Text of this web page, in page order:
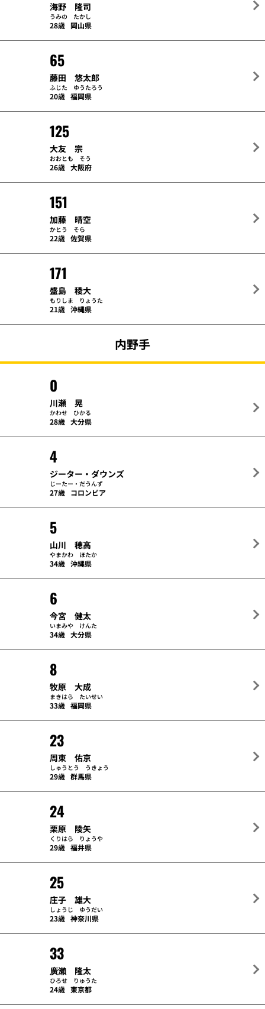
海野 隆司
うみの たかし
28歳 岡山県
65
藤田 悠太郎
ふじた ゆうたろう
20歳 福岡県
125
大友 宗
おおとも そう
26歳 大阪府
151
加藤 晴空
かとう そら
22歳 佐賀県
171
盛島 稜大
もりしま りょうた
21歳 沖縄県
内野手
0
川瀬 晃
かわせ ひかる
28歳 大分県
4
ジーター・ダウンズ
じーたー・だうんず
27歳 コロンビア
5
山川 穂高
やまかわ ほたか
34歳 沖縄県
6
今宮 健太
いまみや けんた
34歳 大分県
8
牧原 大成
まきはら たいせい
33歳 福岡県
23
周東 佑京
しゅうとう うきょう
29歳 群馬県
24
栗原 陵矢
くりはら りょうや
29歳 福井県
25
庄子 雄大
しょうじ ゆうだい
23歳 神奈川県
33
廣瀨 隆太
ひろせ りゅうた
24歳 東京都